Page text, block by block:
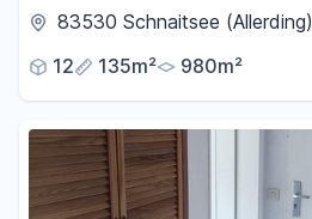
83530 Schnaitsee (Allerding)
12
135m² 980m²